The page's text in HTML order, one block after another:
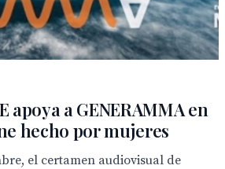
apoya a GENERAMMA en
hecho por mujeres
el certamen audiovisual de